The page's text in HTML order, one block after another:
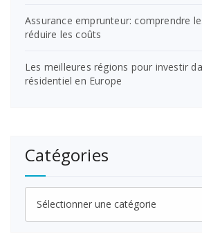
Assurance emprunteur: comprendre
réduire les coûts
Les meilleures régions pour investir
résidentiel en Europe
Catégories
Catégories